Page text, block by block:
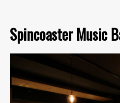
Spincoaster Music